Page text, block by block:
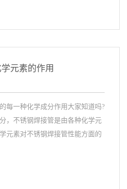
元素的作用
每一种化学成分作用大家知道吗?
，不锈钢焊接管是由各种化学元
元素对不锈钢焊接管性能方面的